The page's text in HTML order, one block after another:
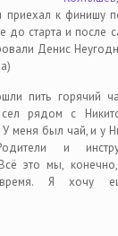
приехал к финишу
до старта и после
Денис
пить горячий
рядом с
меня был чай, и у
и
это мы,
время. Я хочу